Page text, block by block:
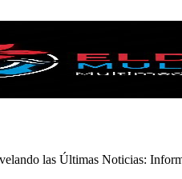
las Últimas Noticias: